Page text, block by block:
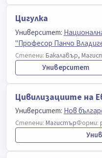
Цигулка
Университет:
"Професор Панчо
Степени: Бакалавър,
Университет
Цивилизациите на
Университет: Нов
Степени: МагистърФорми: